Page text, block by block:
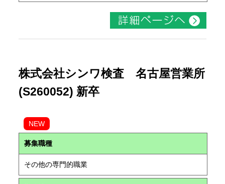
株式会社シンワ検査 名古屋営業所
(S260052) 新卒
NEW
募集職種
その他の専門的職業